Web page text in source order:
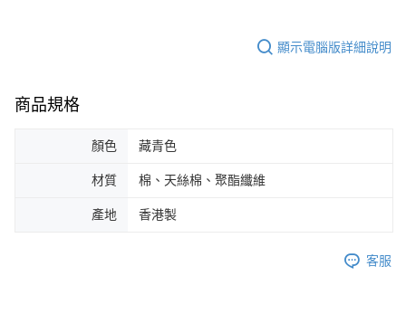
顯示電腦版詳細說明
商品規格
顏色 藏青色
材質 棉、天絲棉、聚酯纖維
產地 香港製
客服